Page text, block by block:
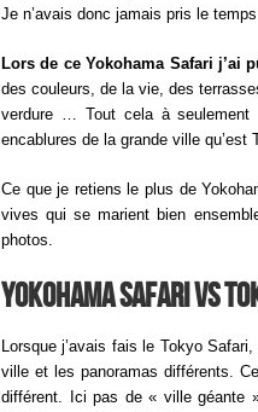
Je n’avais donc jamais pris le
Lors de ce Yokohama Safari j’ai
des couleurs, de la vie, des
verdure … Tout cela à
encablures de la grande ville
Ce que je retiens le plus de
vives qui se marient bien
photos.
Yokohama Safari vs
Lorsque j’avais fais le Tokyo
ville et les panoramas différents.
différent. Ici pas de « ville géante